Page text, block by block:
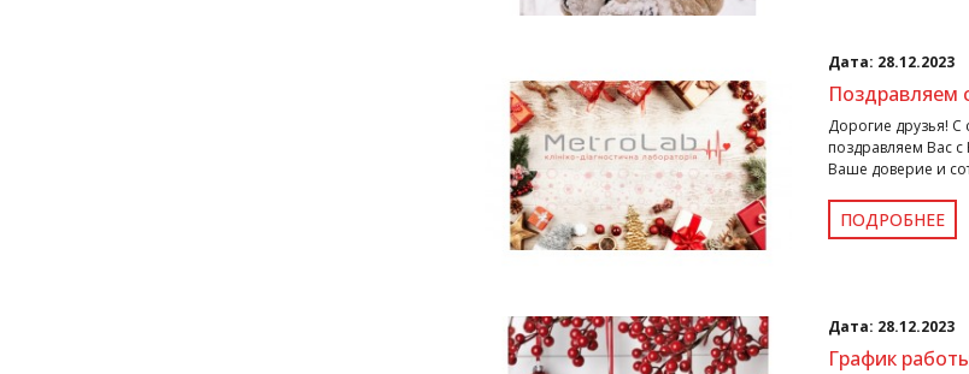
Дата: 28.12.2023
Поздравляем
Дорогие друзья!
поздравляем Вас
Ваше доверие и
ПОДРОБНЕЕ
Дата: 28.12.2023
График